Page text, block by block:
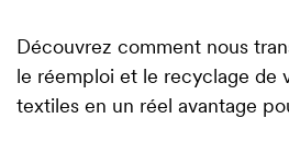
Découvrez comment nous
le réemploi et le recyclage de
textiles en un réel avantage